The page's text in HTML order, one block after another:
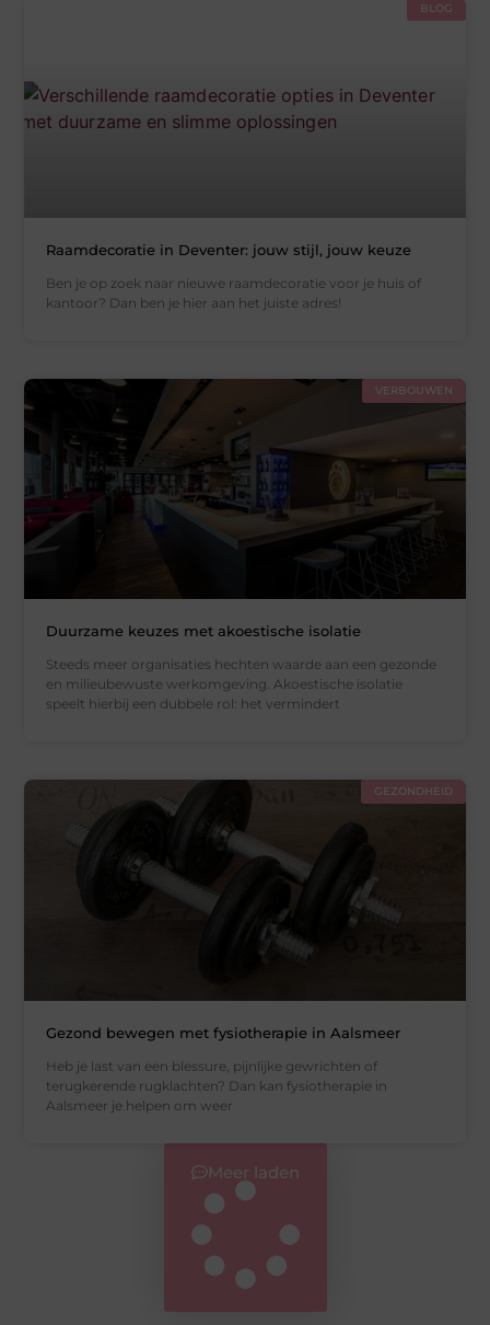
BLOG
Raamdecoratie in Deventer: jouw stijl, jouw keuze
Ben je op zoek naar nieuwe raamdecoratie voor je huis of
kantoor? Dan ben je hier aan het juiste adres!
VERBOUWEN
Duurzame keuzes met akoestische isolatie
Steeds meer organisaties hechten waarde aan een gezonde
en milieubewuste werkomgeving. Akoestische isolatie
speelt hierbij een dubbele rol: het vermindert
GEZONDHEID
Gezond bewegen met fysiotherapie in Aalsmeer
Heb je last van een blessure, pijnlijke gewrichten of
terugkerende rugklachten? Dan kan fysiotherapie in
Aalsmeer je helpen om weer
Meer laden